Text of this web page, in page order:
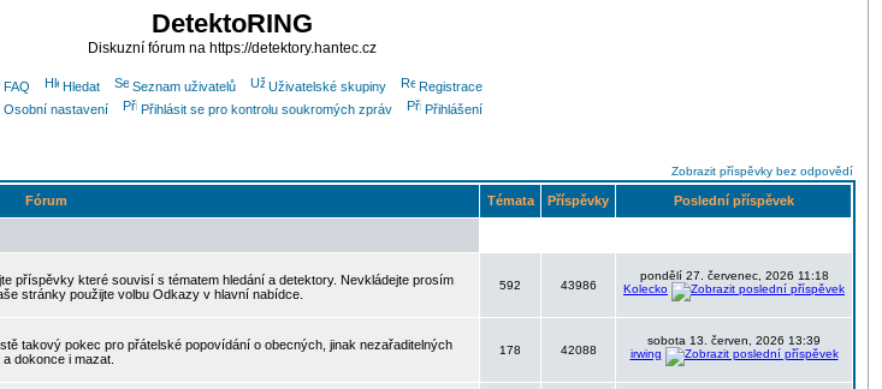
DetektoRING
Diskuzní fórum na https://detektory.hantec.cz
FAQ Hledat Seznam uživatelů Uživatelské skupiny
Registrace
Osobní nastavení
Přihlásit se pro kontrolu soukromých zpráv Přihlášení
Zobrazit příspěvky bez odpovědí
Fórum Témata Příspěvky Poslední příspěvek
příspěvky které souvisí s tématem hledání a detektory. Nevkládejte prosím
stránky použijte volbu Odkazy v hlavní nabídce.
592 43986
pondělí 27. červenec, 2026 11:18
Kolecko
takový pokec pro přátelské popovídání o obecných, jinak nezařaditelných
dokonce i mazat.
178 42088
sobota 13. červen, 2026 13:39
irwing